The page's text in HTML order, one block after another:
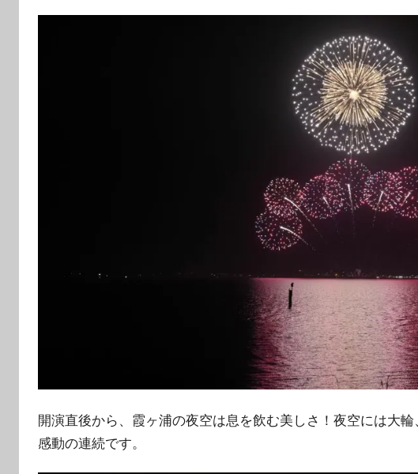
開演直後から、霞ヶ浦の夜空は息を飲む美しさ！夜空には大
感動の連続です。